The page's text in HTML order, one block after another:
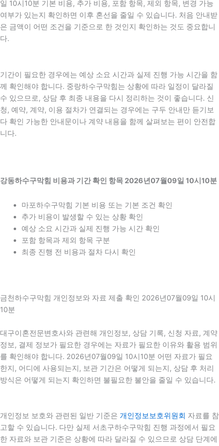
일 10시10분 기본 비용, 추가 비용, 포함 항목, 제외 항목, 변경 가능
여부가 있는지 확인하면 이후 혼선을 줄일 수 있습니다. 처음 안내받
은 금액이 어떤 조건을 기준으로 한 것인지 확인하는 것도 중요합니
다.
기간이 필요한 경우에는 예상 소요 시간과 실제 진행 가능 시간을 함
께 확인해야 합니다. 중랑하수구막힘는 상황에 따라 일정이 달라질
수 있으므로, 상담 후 최종 내용을 다시 정리하는 것이 좋습니다. 신
청, 예약, 계약, 이용 절차가 연결되는 경우에는 구두 안내만 듣기보
다 확인 가능한 안내문이나 계약 내용을 함께 살펴보는 편이 안전합
니다.
강동하수구막힘 비용과 기간 확인 항목 2026년07월09일 10시10분
마포하수구막힘 기본 비용 또는 기본 조건 확인
추가 비용이 발생할 수 있는 상황 확인
예상 소요 시간과 실제 진행 가능 시간 확인
포함 항목과 제외 항목 구분
최종 진행 전 비용과 절차 다시 확인
금천하수구막힘 개인정보와 자료 제출 확인 2026년07월09일 10시
10분
대구이혼전문변호사와 관련해 개인정보, 상담 기록, 신청 자료, 계약
정보, 결제 정보가 필요한 경우에는 자료가 필요한 이유와 활용 범위
를 확인해야 합니다. 2026년07월09일 10시10분 어떤 자료가 필요
한지, 어디에 사용되는지, 보관 기간은 어떻게 되는지, 상담 후 처리
방식은 어떻게 되는지 확인하면 불필요한 불안을 줄일 수 있습니다.
개인정보 보호와 관련된 일반 기준은 개인정보보호위원회 자료를 참
고할 수 있습니다. 다만 실제 서초구하수구막힘 진행 과정에서 필요
한 자료와 보관 기준은 상황에 따라 달라질 수 있으므로 상담 단계에